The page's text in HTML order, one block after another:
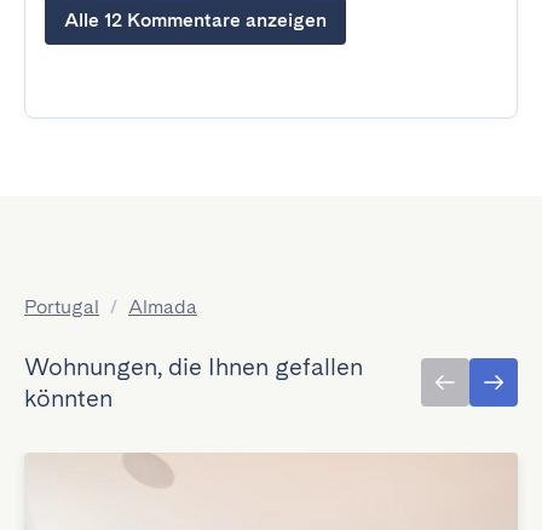
Alle 12 Kommentare anzeigen
Portugal / Almada
Wohnungen, die Ihnen gefallen
könnten